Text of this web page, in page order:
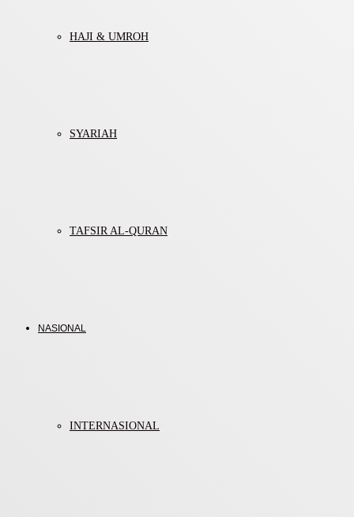
HAJI & UMROH
SYARIAH
TAFSIR AL-QURAN
NASIONAL
INTERNASIONAL